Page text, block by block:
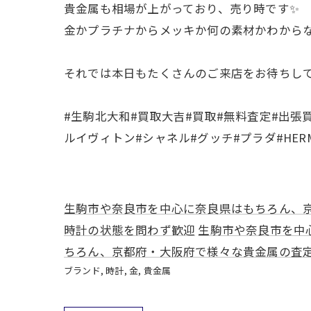
貴金属も相場が上がっており、売り時です✨
金かプラチナからメッキか何の素材かわか
それでは本日もたくさんのご来店をお待ちし
#生駒北大和#買取大吉#買取#無料査定#出張
ルイヴィトン#シャネル#グッチ#プラダ
生駒市や奈良市を中心に奈良県はもちろん、
時計の状態を問わず歓迎 生駒市や奈良市を
ちろん、京都府・大阪府で様々な貴金属の査
ブランド 時計 金 貴金属